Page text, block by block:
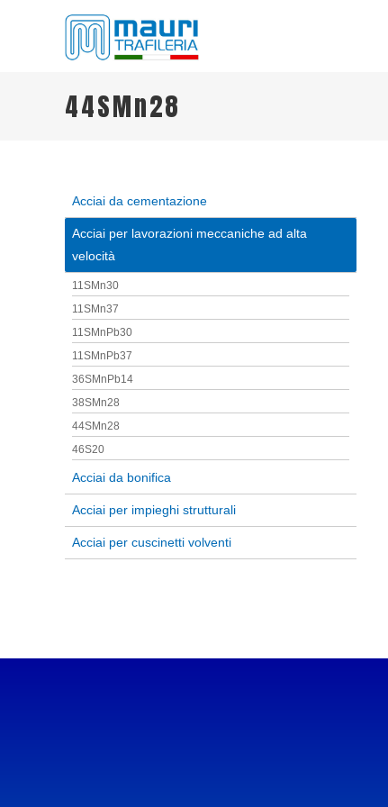
44SMn28
Acciai da cementazione
Acciai per lavorazioni meccaniche ad alta
velocità
11SMn30
11SMn37
11SMnPb30
11SMnPb37
36SMnPb14
38SMn28
44SMn28
46S20
Acciai da bonifica
Acciai per impieghi strutturali
Acciai per cuscinetti volventi